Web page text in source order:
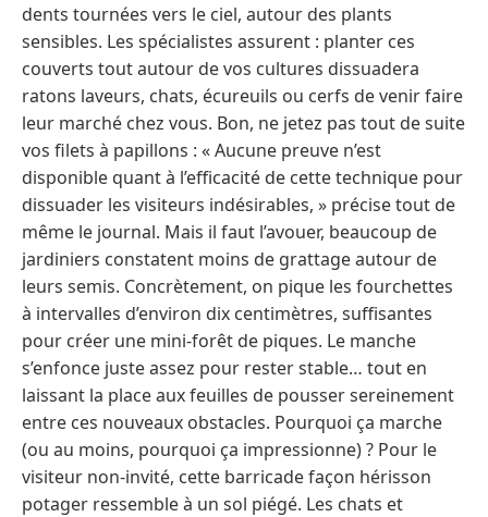
dents tournées vers le ciel, autour des plants
sensibles. Les spécialistes assurent : planter ces
couverts tout autour de vos cultures dissuadera
ratons laveurs, chats, écureuils ou cerfs de venir faire
leur marché chez vous. Bon, ne jetez pas tout de suite
vos filets à papillons : « Aucune preuve n’est
disponible quant à l’efficacité de cette technique pour
dissuader les visiteurs indésirables, » précise tout de
même le journal. Mais il faut l’avouer, beaucoup de
jardiniers constatent moins de grattage autour de
leurs semis. Concrètement, on pique les fourchettes
à intervalles d’environ dix centimètres, suffisantes
pour créer une mini-forêt de piques. Le manche
s’enfonce juste assez pour rester stable… tout en
laissant la place aux feuilles de pousser sereinement
entre ces nouveaux obstacles. Pourquoi ça marche
(ou au moins, pourquoi ça impressionne) ? Pour le
visiteur non-invité, cette barricade façon hérisson
potager ressemble à un sol piégé. Les chats et